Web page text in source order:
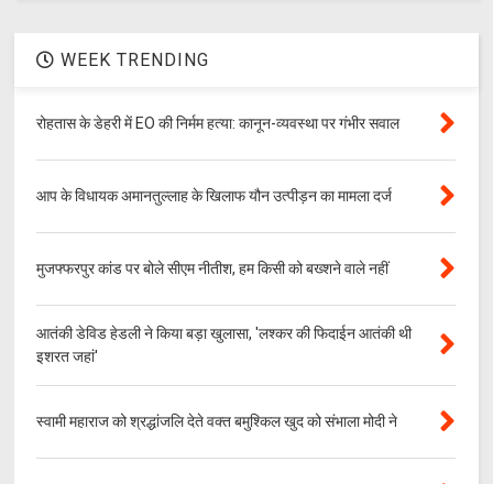
WEEK TRENDING
रोहतास के डेहरी में EO की निर्मम हत्या: कानून-व्यवस्था पर गंभीर सवाल
आप के विधायक अमानतुल्लाह के खिलाफ यौन उत्पीड़न का मामला दर्ज
मुजफ्फरपुर कांड पर बोले सीएम नीतीश, हम किसी को बख्शने वाले नहीं
आतंकी डेविड हेडली ने किया बड़ा खुलासा, 'लश्‍कर की फिदाईन आतंकी थी
इशरत जहां'
स्वामी महाराज को श्रद्धांजलि देते वक्त बमुश्किल खुद को संभाला मोदी ने